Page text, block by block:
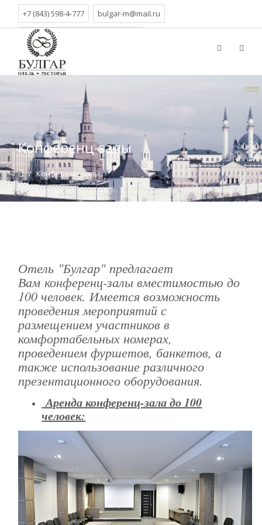
+7 (843) 598-4-777 bulgar-m@mail.ru
г. Казань, ул. Вишневского, д.21
Bnovo
Конференц-залы
/ Конференц-залы
Отель "Булгар" предлагает
Вам конференц-залы вместимостью до
100 человек. Имеется возможность
проведения мероприятий с
размещением участников в
комфортабельных номерах,
проведением фуршетов, банкетов, а
также использование различного
презентационного оборудования.
Аренда конференц-зала до 100
человек: